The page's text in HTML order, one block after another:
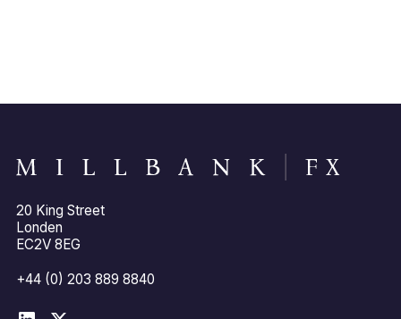
20 King Street
Londen
EC2V 8EG
+44 (0) 203 889 8840